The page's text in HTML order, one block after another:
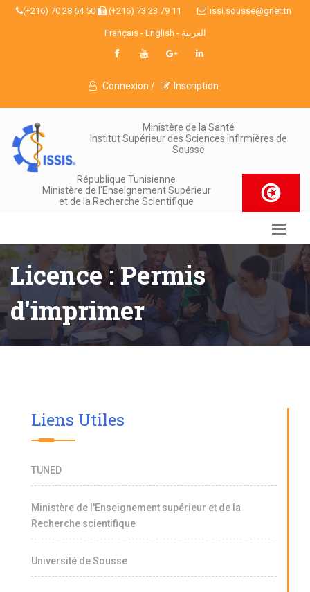
(+216) 70 28 64 50 (+216) 73 23 79 11 issi.sousse@gnet.tn
Français- English - العربية
Connexion / Inscription
Ministère de la Santé
Institut Supérieur des Sciences Infirmières de
Sousse
République Tunisienne
Ministère de l'Enseignement Supérieur
et de la Recherche Scientifique
Licence : Permis
d'imprimer
Liens Utiles
TUNED
Ministère de l'Enseignement supérieur et de la
Recherche scientifique
Université de Sousse